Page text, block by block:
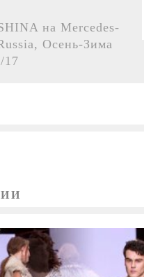
на Mercedes-
Осень-Зима
17